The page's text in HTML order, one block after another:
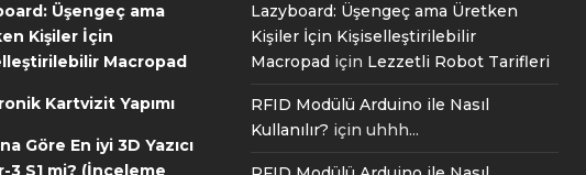
Üşengeç ama
Kişiler İçin
Macropad
Kartvizit Yapımı
Göre En iyi 3D Yazıcı
3 S1 mi? (İnceleme
Lazyboard: Üşengeç ama Üretken
Kişiler İçin Kişiselleştirilebilir
Macropadiçin Lezzetli Robot Tarifleri
RFID Modülü Arduino ile Nasıl
Kullanılır? için uhhh...